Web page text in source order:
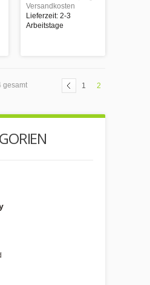
Versandkosten
Lieferzeit: 2-3
Arbeitstage
gesamt 1 2